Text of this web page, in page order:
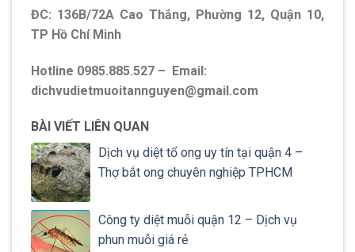
ĐC: 136B/72A Cao Thắng, Phường 12, Quận 10,
TP Hồ Chí Minh
Hotline 0985.885.527 – Email:
dichvudietmuoitannguyen@gmail.com
BÀI VIẾT LIÊN QUAN
Dịch vụ diệt tổ ong uy tín tại quận 4 –
Thợ bắt ong chuyên nghiệp TPHCM
Công ty diệt muỗi quận 12 – Dịch vụ
phun muỗi giá rẻ